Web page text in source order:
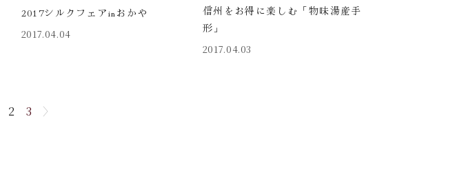
2017シルクフェアinおかや
2017.04.04
信州をお得に楽しむ「物味湯産手
形」
2017.04.03
2 3 〉